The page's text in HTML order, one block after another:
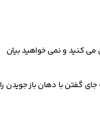
می کنید و نمی خواهید بیان
گفتن با دهان باز جویدن را